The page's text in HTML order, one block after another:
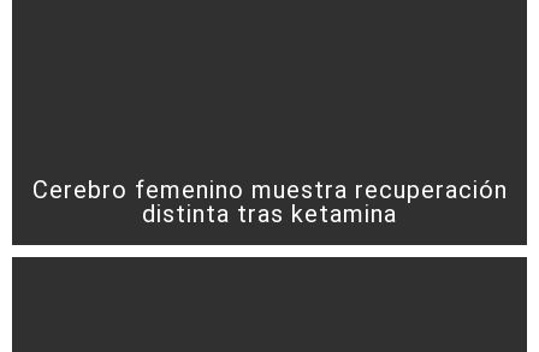
Cerebro femenino muestra recuperación
distinta tras ketamina